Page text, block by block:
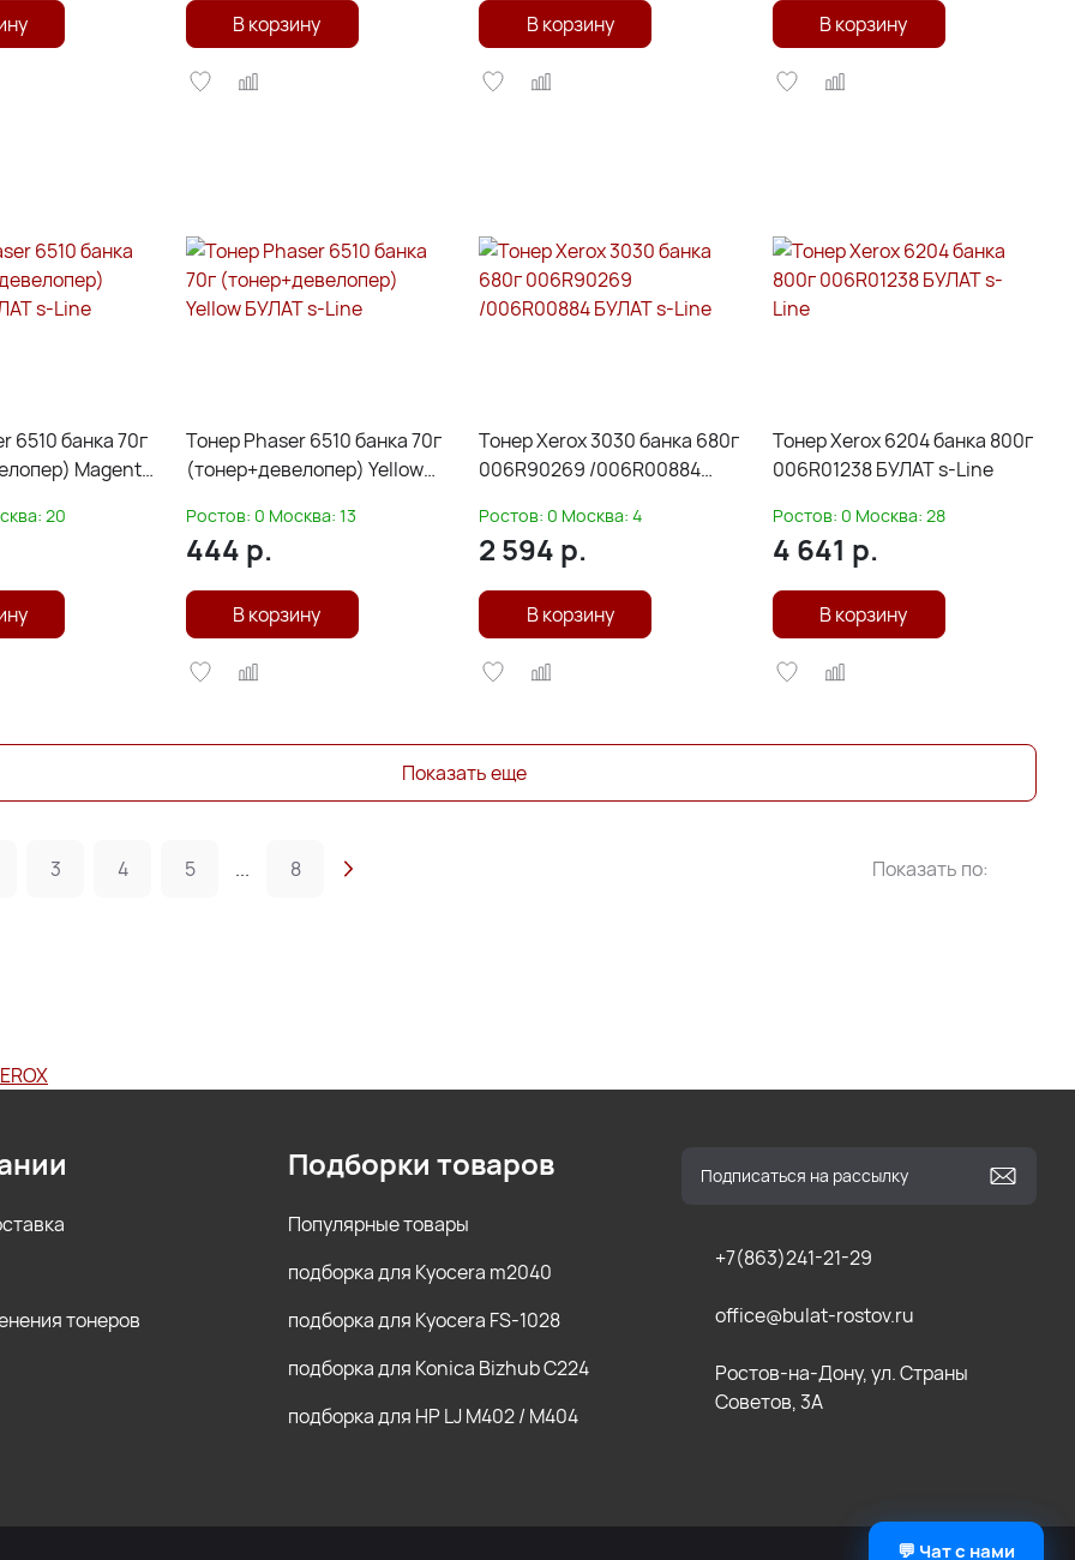
В корзину В корзину В корзину
6510 банка 70г
Magenta
20
Тонер Phaser 6510 банка 70г
(тонер+девелопер) Yellow
Ростов: 0 Москва: 13
444 р.
В корзину
Тонер Xerox 3030 банка 680г
006R90269 /006R00884
Ростов: 0 Москва: 4
2 594 р.
В корзину
Тонер Xerox 6204 банка 800г
006R01238 БУЛАТ s-Line
Ростов: 0 Москва: 28
4 641 р.
В корзину
Показать еще
3 4 5 ... 8 Показать по:
+7(863)241-21-29
office@bulat-rostov.ru
Ростов-на-Дону, ул. Страны
Советов, 3А
тонеров
Подборки товаров
Популярные товары
подборка для Kyocera m2040
подборка для Kyocera FS-1028
подборка для Konica Bizhub C224
подборка для HP LJ M402 / M404
💬 Чат с нами